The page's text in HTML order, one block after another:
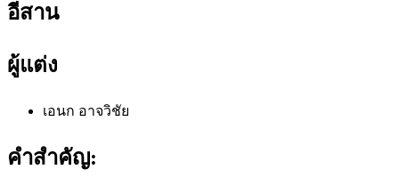
อีสาน
ผู้แต่ง
เอนก อาจวิชัย
คำสำคัญ: